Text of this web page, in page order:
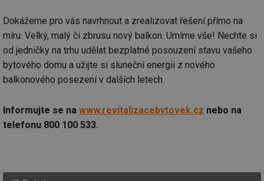
Dokážeme pro vás navrhnout a zrealizovat řešení přímo na
míru. Velký, malý či zbrusu nový balkon. Umíme vše! Nechte si
od jedničky na trhu udělat bezplatné posouzení stavu vašeho
bytového domu a užijte si sluneční energii z nového
balkonového posezení v dalších letech.
Informujte se na www.revitalizacebytovek.cz nebo na
telefonu 800 100 533.